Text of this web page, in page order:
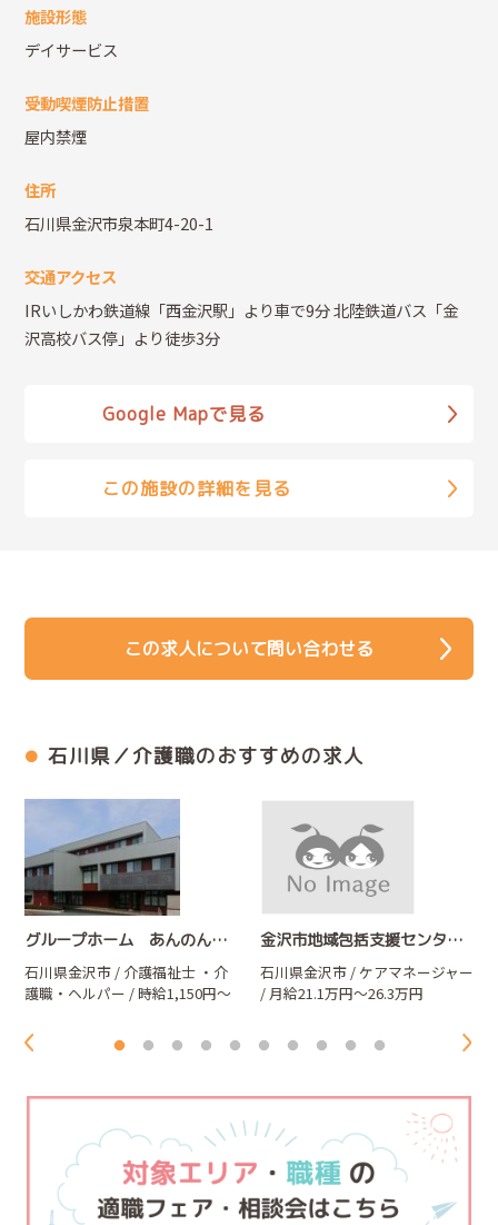
施設形態
デイサービス
受動喫煙防止措置
屋内禁煙
住所
石川県金沢市泉本町4-20-1
交通アクセス
IRいしかわ鉄道線「西金沢駅」より車で9分 北陸鉄道バス「金
沢高校バス停」より徒歩3分
Google Mapで見る
この施設の詳細を見る
この求人について問い合わせる
石川県／介護職のおすすめの求人
グループホーム あんのん山科
石川県金沢市 / 介護福祉士 ・介
護職・ヘルパー / 時給1,150円～
金沢市地域包括支援センター ひろおか
石川県金沢市 / ケアマネージャー
/ 月給21.1万円～26.3万円